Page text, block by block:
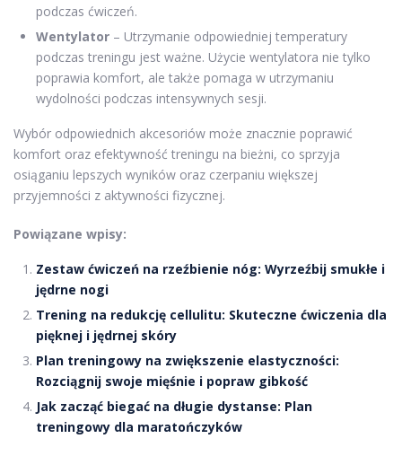
podczas ćwiczeń.
Wentylator – Utrzymanie odpowiedniej temperatury
podczas treningu jest ważne. Użycie wentylatora nie tylko
poprawia komfort, ale także pomaga w utrzymaniu
wydolności podczas intensywnych sesji.
Wybór odpowiednich akcesoriów może znacznie poprawić
komfort oraz efektywność treningu na bieżni, co sprzyja
osiąganiu lepszych wyników oraz czerpaniu większej
przyjemności z aktywności fizycznej.
Powiązane wpisy:
Zestaw ćwiczeń na rzeźbienie nóg: Wyrzeźbij smukłe i
jędrne nogi
Trening na redukcję cellulitu: Skuteczne ćwiczenia dla
pięknej i jędrnej skóry
Plan treningowy na zwiększenie elastyczności:
Rozciągnij swoje mięśnie i popraw gibkość
Jak zacząć biegać na długie dystanse: Plan
treningowy dla maratończyków